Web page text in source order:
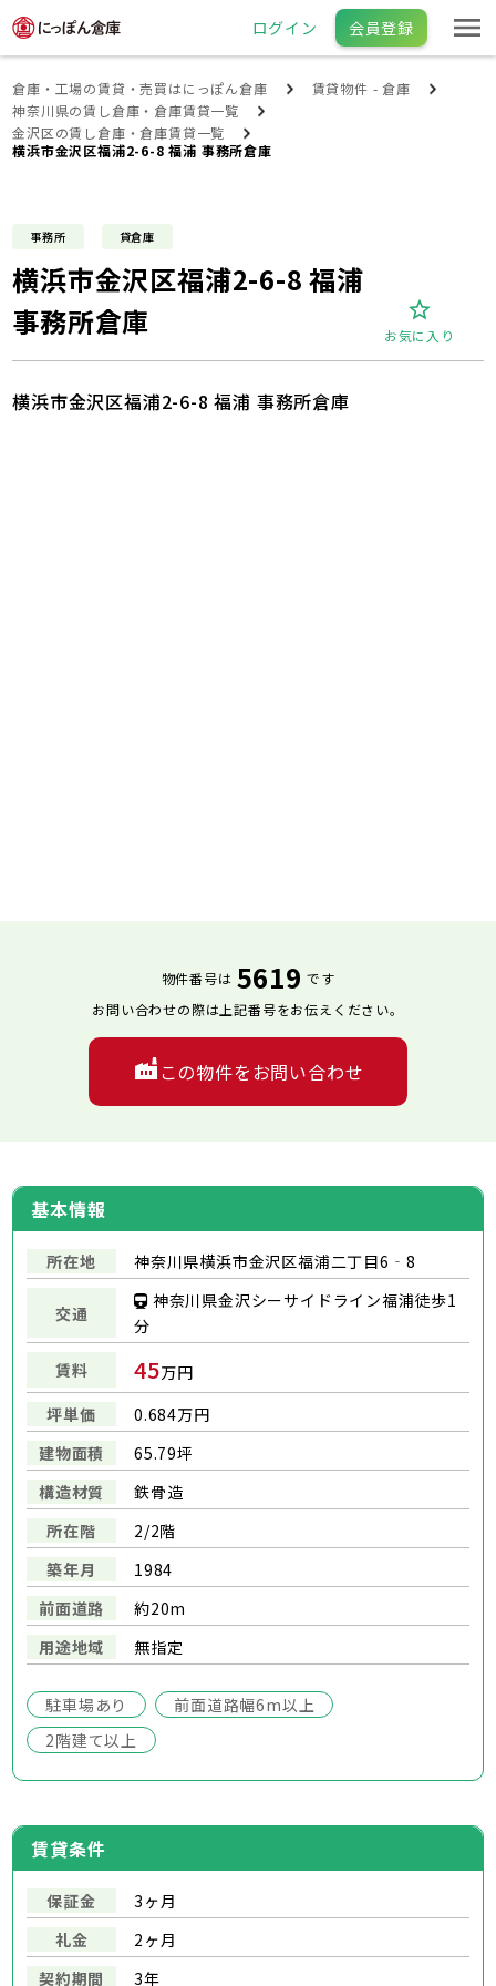
ログイン 会員登録
倉庫・工場の賃貸・売買はにっぽん倉庫
賃貸物件 - 倉庫
神奈川県の賃し倉庫・倉庫賃貸一覧
金沢区の賃し倉庫・倉庫賃貸一覧
横浜市金沢区福浦2-6-8 福浦 事務所倉庫
事務所 貸倉庫
横浜市金沢区福浦2-6-8 福浦
事務所倉庫
お気に入り
基本情報
所在地 神奈川県横浜市金沢区福浦二丁目6‐8
交通
神奈川県金沢シーサイドライン福浦徒歩1
分
賃料
45万円
坪単価
0.684万円
建物面積
65.79坪
構造材質
鉄骨造
所在階
2/2階
築年月
1984
前面道路
約20m
用途地域
無指定
駐車場あり
前面道路幅6m以上
2階建て以上
横浜市金沢区福浦2-6-8 福浦 事務所倉庫
物件番号は 5619 です
お問い合わせの際は上記番号をお伝えください。
この物件をお問い合わせ
賃貸条件
保証金
3ヶ月
礼金
2ヶ月
契約期間
3年